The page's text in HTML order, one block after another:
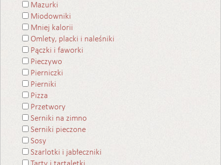
Mazurki
Miodowniki
Mniej kalorii
Omlety, placki i naleśniki
Pączki i faworki
Pieczywo
Pierniczki
Pierniki
Pizza
Przetwory
Serniki na zimno
Serniki pieczone
Sosy
Szarlotki i jabłeczniki